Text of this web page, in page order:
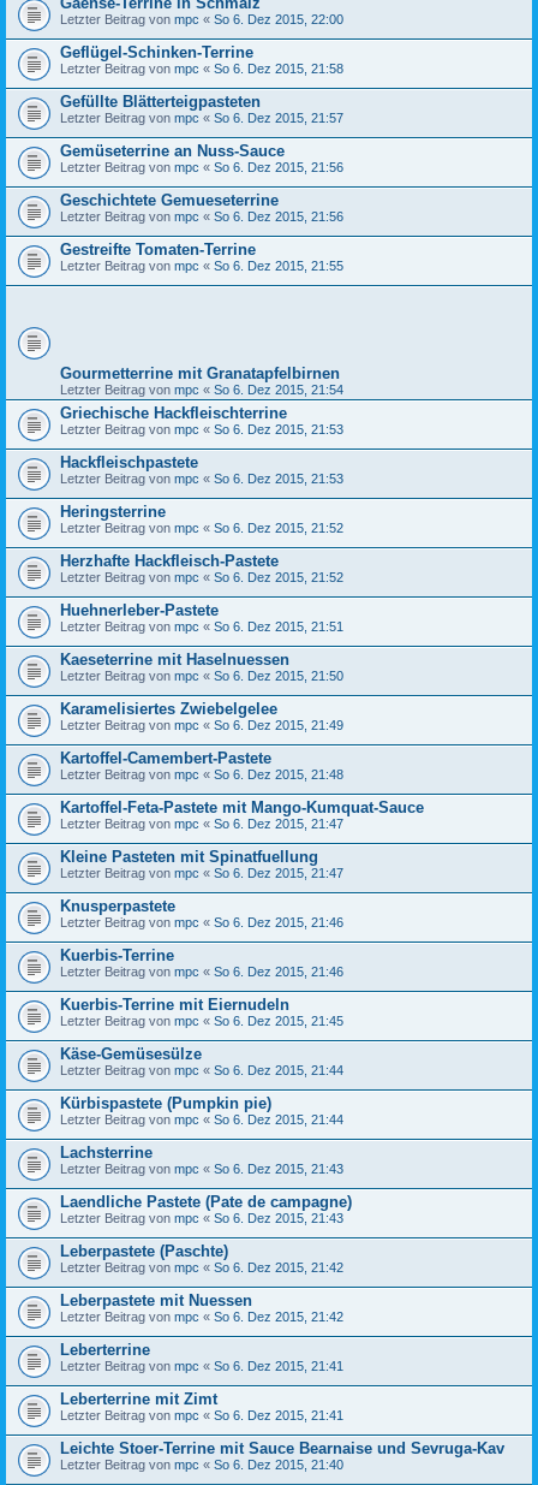
Letzter Beitrag von mpc « So 6. Dez 2015, 22:00
Geflügel-Schinken-Terrine
Letzter Beitrag von mpc « So 6. Dez 2015, 21:58
Gefüllte Blätterteigpasteten
Letzter Beitrag von mpc « So 6. Dez 2015, 21:57
Gemüseterrine an Nuss-Sauce
Letzter Beitrag von mpc « So 6. Dez 2015, 21:56
Geschichtete Gemueseterrine
Letzter Beitrag von mpc « So 6. Dez 2015, 21:56
Gestreifte Tomaten-Terrine
Letzter Beitrag von mpc « So 6. Dez 2015, 21:55
Gourmetterrine mit Granatapfelbirnen
Letzter Beitrag von mpc « So 6. Dez 2015, 21:54
Griechische Hackfleischterrine
Letzter Beitrag von mpc « So 6. Dez 2015, 21:53
Hackfleischpastete
Letzter Beitrag von mpc « So 6. Dez 2015, 21:53
Heringsterrine
Letzter Beitrag von mpc « So 6. Dez 2015, 21:52
Herzhafte Hackfleisch-Pastete
Letzter Beitrag von mpc « So 6. Dez 2015, 21:52
Huehnerleber-Pastete
Letzter Beitrag von mpc « So 6. Dez 2015, 21:51
Kaeseterrine mit Haselnuessen
Letzter Beitrag von mpc « So 6. Dez 2015, 21:50
Karamelisiertes Zwiebelgelee
Letzter Beitrag von mpc « So 6. Dez 2015, 21:49
Kartoffel-Camembert-Pastete
Letzter Beitrag von mpc « So 6. Dez 2015, 21:48
Kartoffel-Feta-Pastete mit Mango-Kumquat-Sauce
Letzter Beitrag von mpc « So 6. Dez 2015, 21:47
Kleine Pasteten mit Spinatfuellung
Letzter Beitrag von mpc « So 6. Dez 2015, 21:47
Knusperpastete
Letzter Beitrag von mpc « So 6. Dez 2015, 21:46
Kuerbis-Terrine
Letzter Beitrag von mpc « So 6. Dez 2015, 21:46
Kuerbis-Terrine mit Eiernudeln
Letzter Beitrag von mpc « So 6. Dez 2015, 21:45
Käse-Gemüsesülze
Letzter Beitrag von mpc « So 6. Dez 2015, 21:44
Kürbispastete (Pumpkin pie)
Letzter Beitrag von mpc « So 6. Dez 2015, 21:44
Lachsterrine
Letzter Beitrag von mpc « So 6. Dez 2015, 21:43
Laendliche Pastete (Pate de campagne)
Letzter Beitrag von mpc « So 6. Dez 2015, 21:43
Leberpastete (Paschte)
Letzter Beitrag von mpc « So 6. Dez 2015, 21:42
Leberpastete mit Nuessen
Letzter Beitrag von mpc « So 6. Dez 2015, 21:42
Leberterrine
Letzter Beitrag von mpc « So 6. Dez 2015, 21:41
Leberterrine mit Zimt
Letzter Beitrag von mpc « So 6. Dez 2015, 21:41
Leichte Stoer-Terrine mit Sauce Bearnaise und Sevruga-Kav
Letzter Beitrag von mpc « So 6. Dez 2015, 21:40